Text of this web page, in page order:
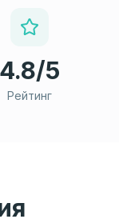
4.8/5
Рейтинг